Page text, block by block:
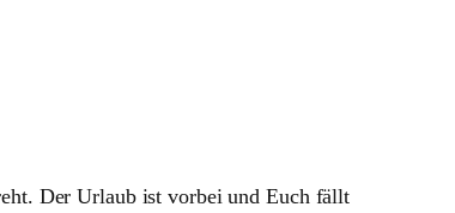
Der Urlaub ist vorbei und Euch fällt